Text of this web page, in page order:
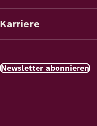
Karriere
Newsletter abonnieren